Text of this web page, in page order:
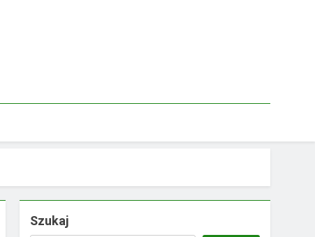
Szukaj